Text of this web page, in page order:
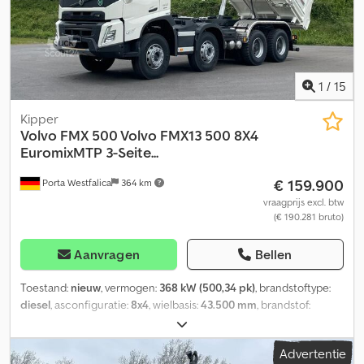
OPHANGING: BLADVERING KRAAN: ATLAS TEREX 135.2ME – A2 +
AFSTANDSBEDIENING TEL: * KUBA – POOLS, ENGELS, DUITS,
ITALIAANS * SEBASTIAN – POOLS, DUITS, ITALIAANS, ???? *
LASZLO – HONGAARS * COSTEL – ROEMEENS (Romanen doen
alle exportformaliteiten incl. kenteken) * RADEK – ???? ID: 39828
1 / 15
Porta Westfalica 364 km
Kipper
Volvo FMX 500 Volvo FMX13 500 8X4
EuromixMTP 3-Seite...
€ 159.900
vraagprijs excl. btw
(€ 190.281 bruto)
Aanvragen Bellen
Toestand: nieuw, vermogen: 368 kW (500,34 pk), brandstoftype:
diesel, asconfiguratie:8x4, wielbasis:43.500 mm, brandstof:
, brandstoftankcapaciteit:290 l
bestuurderscabine:dagcabine, soort overbrenging:
automatisch
, emissieklasse:Euro 6, Bouwjaar:
, Uitrusting:
Advertentie